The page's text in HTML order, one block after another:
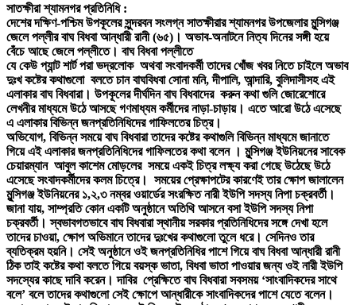
সাতক্ষীরা শ্যামনগর প্রতিনিধি :
দেশের দক্ষিণ-পশ্চিম উপকূলের সুন্দরবন সংলগ্ন সাতক্ষীরার শ্যামনগর উপজেলার মুন্সিগঞ্জ
জেলে পল্লীর বাঘ বিধবা আন্ধারী রানী (৬৫)। অভাব-অনাটনে নিত্য দিনের সঙ্গী হয়ে
বেঁচে আছে জেলে পল্লীতে। বাঘ বিধবা পল্লীতে
যে কেউ প্যান্ট শার্ট পরা ভদ্রলোক অথবা সংবাদকর্মী তাদের খোঁজ খবর নিতে চাইলে অভাব
দুঃখ কষ্টের কথাগুলো বলতে চান বাঘবিধবা সোনা মনি, দীপালি, আন্দারি, বুলিদাসীসহ এই
এলাকার বাঘ বিধবারা। উপকূলের দীর্ঘদিন বাঘ বিধবাদের করুন কথা গুলি জোরেশোরে
লেখনীর মাধ্যমে উঠে আসছে গণমাধ্যম কর্মীদের নাড়া-চাড়ায়। এতে আরো উঠে এসেছে
এ এলাকার বিভিন্ন জনপ্রতিনিধিদের গাফিলতের চিত্র।
অভিযোগ, বিভিন্ন সময়ে বাঘ বিধবারা তাদের কষ্টের কথাগুলি বিভিন্ন মাধ্যমে জানাতে
গিয়ে এই এলাকার জনপ্রতিনিধিদের গাফিলতের কথা বলেন ‌। মুন্সিগঞ্জ ইউনিয়নের সাবেক
চেয়ারম্যান আবুল কাশেম মোড়লের সময়ে একই চিত্র লক্ষ্য করা গেছে উঠেছে উঠে
এসেছে সংবাদকর্মীদের কলম চিত্রে। সময়ের প্রেক্ষাপটের কারণেই তার ক্ষোপ জালালেন
মুন্সিগঞ্জ ইউনিয়নের ১,২,৩ নম্বর ওয়ার্ডের সংরক্ষিত নারী ইউপি সদস্য নিপা চক্রবর্তী।
জানা যায়, সাম্প্রতি কোন একটি অনুষ্ঠানে অতিথি আসনে বসা ইউপি সদস্য নিপা
চক্রবর্তী। স্বভাবগতভাবে বাঘ বিধবারা স্থানীয় সরকার প্রতিনিধিদের সঙ্গে দেখা হলে
তাদের চাওয়া, ক্ষোপ অভিমানে তাদের দুঃখের কথাগুলো তুলে ধরে। সেদিনও তার
ব্যতিক্রম হয়নি। সেই অনুষ্ঠানে ওই জনপ্রতিনিধির পাশে গিয়ে বাঘ বিধবা আন্ধারী রানী
ঠিক তাই কষ্টের কথা বলতে গিয়ে বয়স্ক ভাতা, বিধবা ভাতা পাওয়ার জন্য ওই নারী ইউপি
সদস্যের কাছে দাবি করেন। দাবির প্রেক্ষিতে বাঘ বিধবারা সবসময় ‘সাংবাদিকদের সাথে
বলে’ বলে তাদের কথাগুলো সেই ক্ষোপে আন্ধারীকে সাংবাদিকদের পাশে যেতে বলেন।